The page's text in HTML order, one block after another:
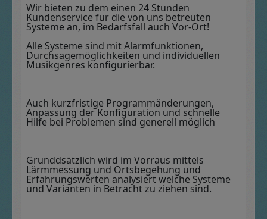
Wir bieten zu dem einen 24 Stunden
Kundenservice für die von uns betreuten
Systeme an, im Bedarfsfall auch Vor-Ort!
Alle Systeme sind mit Alarmfunktionen,
Durchsagemöglichkeiten und individuellen
Musikgenres konfigurierbar.
Auch kurzfristige Programmänderungen,
Anpassung der Konfiguration und schnelle
Hilfe bei Problemen sind generell möglich
Grunddsätzlich wird im Vorraus mittels
Lärmmessung und Ortsbegehung und
Erfahrungswerten analysiert welche Systeme
und Varianten in Betracht zu ziehen sind.